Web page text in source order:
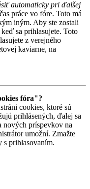
automaticky pri ďalšej
práce vo fóre. Toto má
iným. Aby ste zostali
sa prihlasujete. Toto
z verejného
kaviarne, na
fóra"?
cookies, ktoré sú
prihlásených, ďalej sa
nových príspevkov na
umožní. Zmažte
s prihlasovaním.